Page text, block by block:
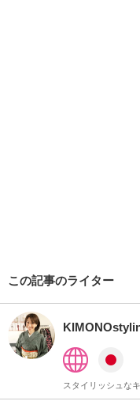
この記事のライター
スタイリッシュな